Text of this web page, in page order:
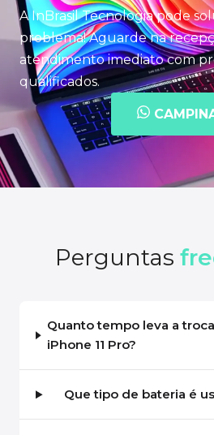
A InBrasil Tecnologia pode
problema! Aguarde na
atendimento imediato com
qualificados.
Perguntas
Quanto tempo leva a
iPhone 11 Pro?
Que tipo de bateria é